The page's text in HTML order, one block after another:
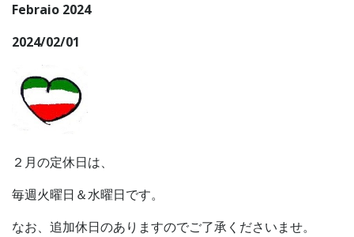
Febraio 2024
2024/02/01
２月の定休日は、
毎週火曜日＆水曜日です。
なお、追加休日のありますのでご了承くださいませ。